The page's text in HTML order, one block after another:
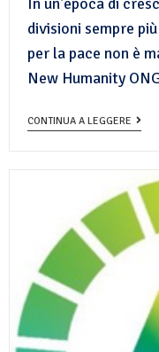
divisioni sempre
per la pace non è
New Humanity
CONTINUA A LEGGERE